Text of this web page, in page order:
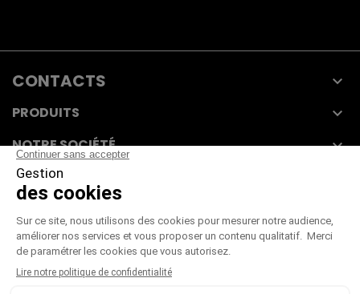
CONTACTS 
PRODUITS 
NOTRE SOCIÉTÉ 
VOTRE COMPTE
CGV|CGU |Mentions légales
Paiement sécurisé